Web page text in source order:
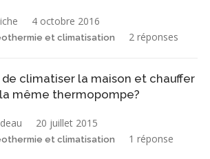
4 octobre 2016
et climatisation 2 réponses
climatiser la maison et chauffer
même thermopompe?
20 juillet 2015
et climatisation 1 réponse